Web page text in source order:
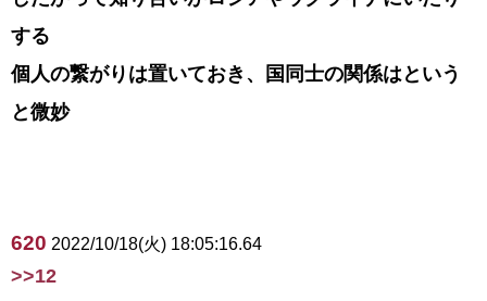
する
個人の繋がりは置いておき、国同士の関係はという
と微妙
620 2022/10/18(火) 18:05:16.64
>>12